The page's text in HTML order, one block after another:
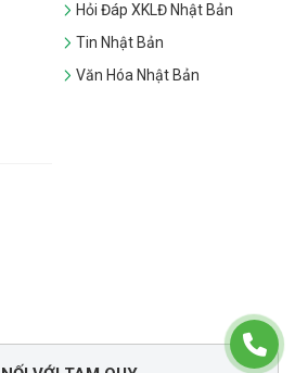
Hỏi Đáp XKLĐ Nhật Bản
Tin Nhật Bản
Văn Hóa Nhật Bản